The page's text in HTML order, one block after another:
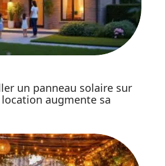
un panneau solaire sur
augmente sa